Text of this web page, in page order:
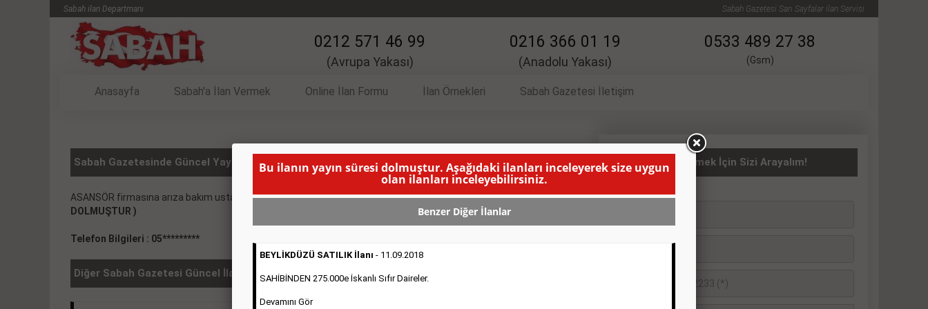
Sabah ilan Departmanı Sabah Gazetesi Sarı Sayfalar ilan Servisi
0212 571 46 99
(Avrupa Yakası)
0216 366 01 19
(Anadolu Yakası)
0533 489 27 38
(Gsm)
Anasayfa Sabah'a İlan Vermek Online İlan Formu İlan Örnekleri Sabah Gazetesi İletişim
Sabah Gazetesinde Güncel Yayınlanmış SATILIK İlanı
ASANSÖR firmasına arıza bakım ustaları alınacaktır. Kalacak yer vardır.( BU İLANIN YAYINLANMA SÜRESİ
DOLMUŞTUR )
Telefon Bilgileri : 05*********
Diğer Sabah Gazetesi Güncel İlanlar
SATILIK İlanı Vermek İçin Sizi Arayalım!
Bu ilanın yayın süresi dolmuştur. Aşağıdaki ilanları inceleyerek size uygun
olan ilanları inceleyebilirsiniz.
Benzer Diğer İlanlar
BEYLİKDÜZÜ SATILIK İlanı - 11.09.2018
SAHİBİNDEN 275.000e İskanlı Sıfır Daireler.
Devamını Gör